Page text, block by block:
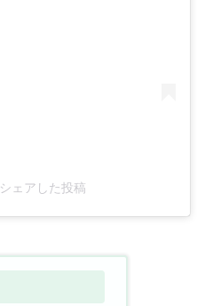
ェアした投稿